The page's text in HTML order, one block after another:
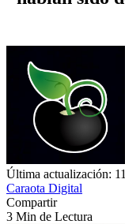
Última actualización:
Caraota Digital
Compartir
3 Min de Lectura